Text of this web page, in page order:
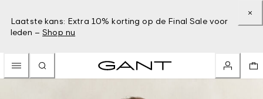
Laatste kans: Extra 10% korting op de Final Sale voor
leden – Shop nu